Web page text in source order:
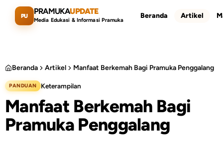
Lewati ke konten utama
PU PRAMUKAUPDATE
Media Edukasi & Informasi Pramuka
Beranda Artikel
Cari artikel
Beranda Artikel Manfaat Berkemah Bagi Pramuka Penggalang
PANDUAN Keterampilan
Manfaat Berkemah Bagi
Pramuka Penggalang